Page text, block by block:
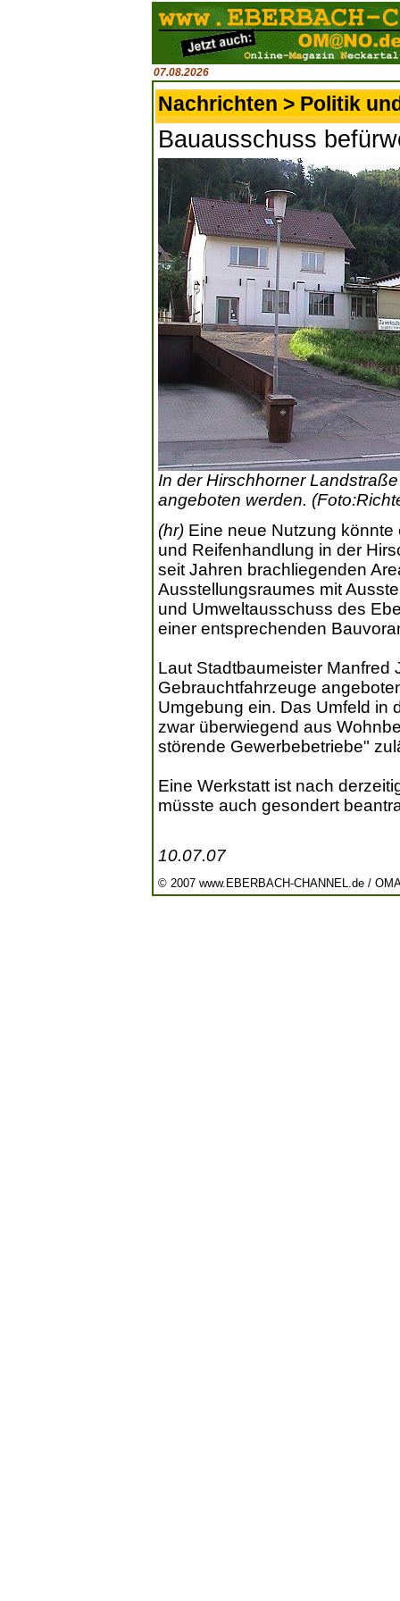
07.08.2026
Nachrichten > Politik
Bauausschuss
In der Hirschhorner
angeboten werden.
(hr) Eine neue Nutzung
und Reifenhandlung in der
seit Jahren brachliegenden
Ausstellungsraumes mit
und Umweltausschuss des
einer entsprechenden
Laut Stadtbaumeister Manfred
Gebrauchtfahrzeuge
Umgebung ein. Das Umfeld in
zwar überwiegend aus
störende Gewerbebetriebe"
Eine Werkstatt ist nach
müsste auch gesondert
10.07.07
© 2007 www.EBERBACH-CHANNEL.de /